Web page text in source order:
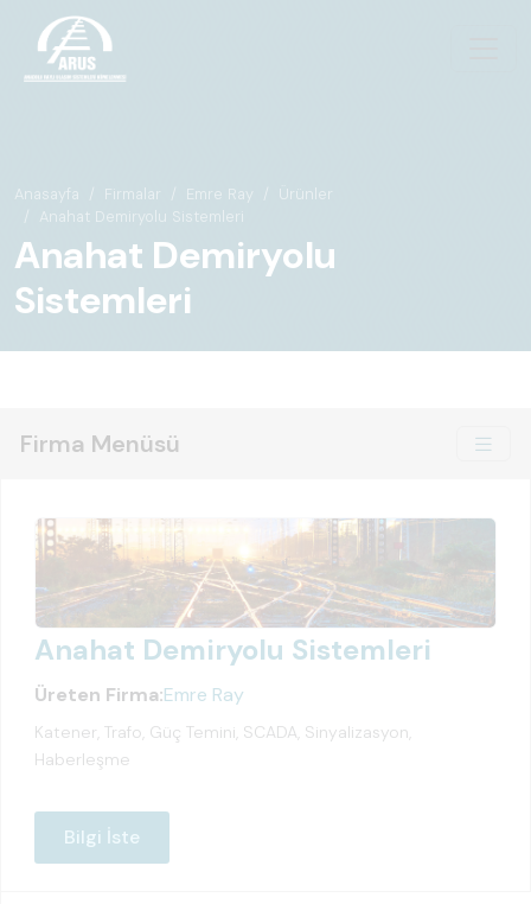
Anasayfa Firmalar Emre Ray
Ürünler
Anahat Demiryolu Sistemleri
Anahat Demiryolu
Sistemleri
Firma Menüsü
Anahat Demiryolu Sistemleri
Üreten Firma:Emre Ray
Katener, Trafo, Güç Temini, SCADA, Sinyalizasyon,
Haberleşme
Bilgi İste